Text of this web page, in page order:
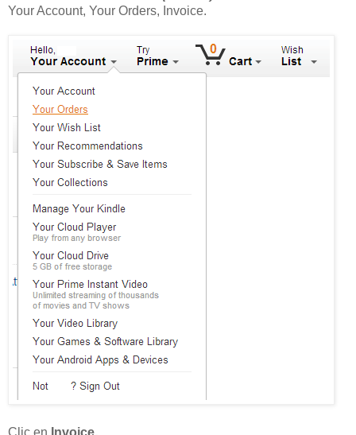
Your Account, Your Orders, Invoice.
Clic en Invoice.